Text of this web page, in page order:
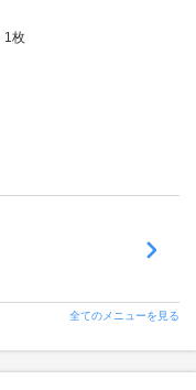
1枚
全てのメニューを見る